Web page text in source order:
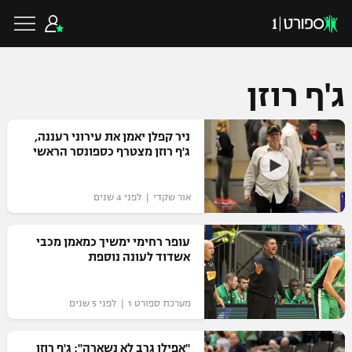
כדורגל ישראלי
ליגת העל
גביע הטוטו
ליגיונרים
גביע המדינה
כדורגל עולמי
ליגת האלופות
ליגה אירופית
ליגה אנגלית
כדורסל ישראלי
ליגת ווינר סל
ליגה לאומית
כדורסל עולמי
NBA
ג'ף רוזן
ניר קפלן יאמן את עירוני רעננה,
ג'ף רוזן מצטרף כספונסר הראשי
אור שקדי | לפני 4 שנים
עופר רחימי ימשיך כמאמן מכבי
אשדוד לעונה נוספת
מערכת ספורט 1 | לפני 5 שנים
"אפילו גרב לא נשארה": ג'ף רוזן